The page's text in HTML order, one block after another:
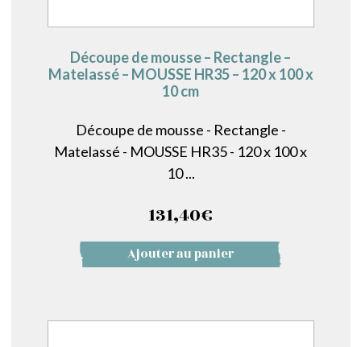
Découpe de mousse – Rectangle –
Matelassé – MOUSSE HR35 – 120 x 100 x
10 cm
Découpe de mousse - Rectangle -
Matelassé - MOUSSE HR35 - 120 x 100 x
10 ...
131,40€
Ajouter au panier